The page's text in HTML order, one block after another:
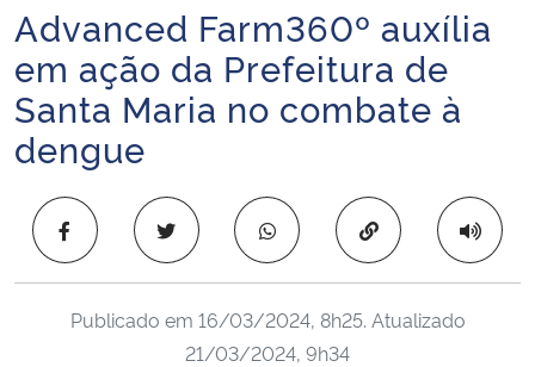
Ministério da Infraestrutura
Ministério da Agricultura, Pecuária e Abastecimento
Ministério da Educação
Ministério da Cidadania
Ministério da Saúde
Ministério de Minas e Energia
Início do conteúdo
Advanced Farm360º auxília
em ação da Prefeitura de
Santa Maria no combate à
dengue
Copiar para área
Publicado em 16/03/2024, 8h25. Atualizado
21/03/2024, 9h34